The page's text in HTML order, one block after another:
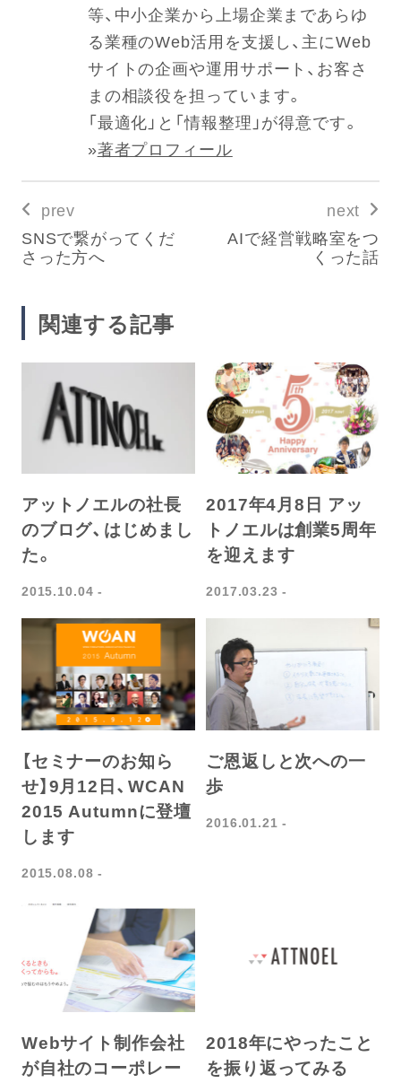
等、中小企業から上場企業まであらゆ
る業種のWeb活用を支援し、主にWeb
サイトの企画や運用サポート、お客さ
まの相談役を担っています。
「最適化」と「情報整理」が得意です。
»著者プロフィール
prev
SNSで繋がってくだ
さった方へ
next
AIで経営戦略室をつ
くった話
関連する記事
アットノエルの社長
のブログ、はじめまし
た。
2015.10.04
2017年4月8日 アッ
トノエルは創業5周年
を迎えます
2017.03.23
【セミナーのお知ら
せ】9月12日、WCAN
2015 Autumnに登壇
します
2015.08.08
ご恩返しと次への一
歩
2016.01.21
Webサイト制作会社
が自社のコーポレー
2018年にやったこと
を振り返ってみる